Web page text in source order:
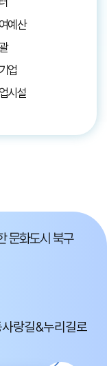
예산
업
시설
문화도시 북구
랑길&누리길로